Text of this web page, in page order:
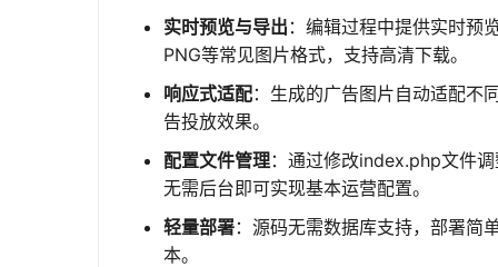
实时预览与导出 ：编辑过程中提供实时预
PNG等常见图片格式，支持高清下载。
响应式适配：生成的广告图片自动适配不
告投放效果。
配置文件管理：通过修改index.php文件
无需后台即可实现基本运营配置。
轻量部署：源码无需数据库支持，部署简
本。